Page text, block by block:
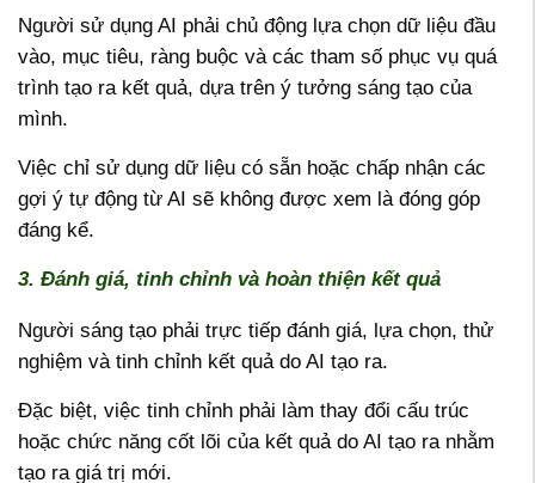
Người sử dụng AI phải chủ động lựa chọn dữ liệu đầu
vào, mục tiêu, ràng buộc và các tham số phục vụ quá
trình tạo ra kết quả, dựa trên ý tưởng sáng tạo của
mình.
Việc chỉ sử dụng dữ liệu có sẵn hoặc chấp nhận các
gợi ý tự động từ AI sẽ không được xem là đóng góp
đáng kể.
3. Đánh giá, tinh chỉnh và hoàn thiện kết quả
Người sáng tạo phải trực tiếp đánh giá, lựa chọn, thử
nghiệm và tinh chỉnh kết quả do AI tạo ra.
Đặc biệt, việc tinh chỉnh phải làm thay đổi cấu trúc
hoặc chức năng cốt lõi của kết quả do AI tạo ra nhằm
tạo ra giá trị mới.